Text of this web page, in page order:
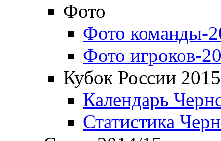
Фото
Фото команды-
Фото игроков-
Кубок России
Календарь
Статистика